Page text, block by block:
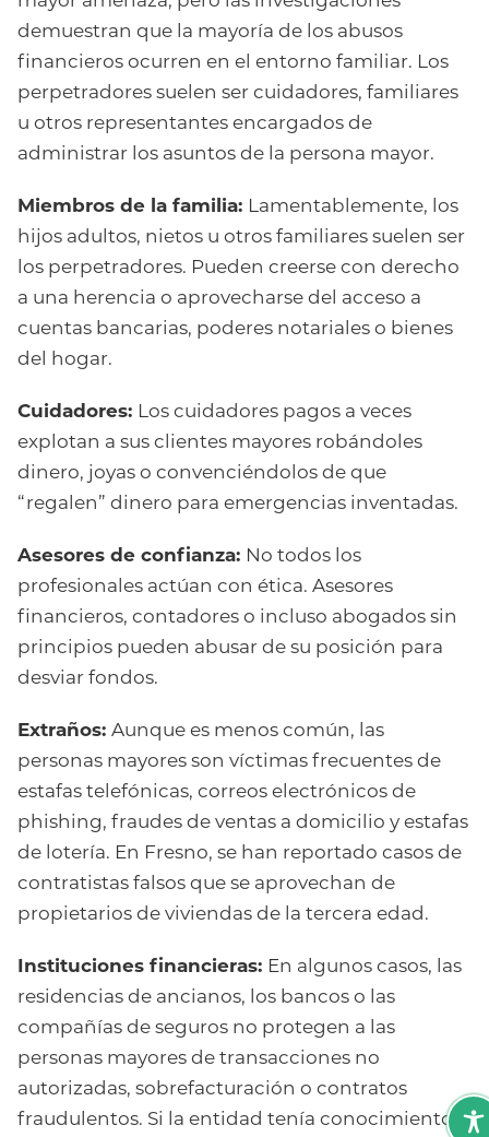
demuestran que la mayoría de los abusos
financieros ocurren en el entorno familiar. Los
perpetradores suelen ser cuidadores, familiares
u otros representantes encargados de
administrar los asuntos de la persona mayor.
Miembros de la familia: Lamentablemente, los
hijos adultos, nietos u otros familiares suelen ser
los perpetradores. Pueden creerse con derecho
a una herencia o aprovecharse del acceso a
cuentas bancarias, poderes notariales o bienes
del hogar.
Cuidadores: Los cuidadores pagos a veces
explotan a sus clientes mayores robándoles
dinero, joyas o convenciéndolos de que
“regalen” dinero para emergencias inventadas.
Asesores de confianza: No todos los
profesionales actúan con ética. Asesores
financieros, contadores o incluso abogados sin
principios pueden abusar de su posición para
desviar fondos.
Extraños: Aunque es menos común, las
personas mayores son víctimas frecuentes de
estafas telefónicas, correos electrónicos de
phishing, fraudes de ventas a domicilio y estafas
de lotería. En Fresno, se han reportado casos de
contratistas falsos que se aprovechan de
propietarios de viviendas de la tercera edad.
Instituciones financieras: En algunos casos, las
residencias de ancianos, los bancos o las
compañías de seguros no protegen a las
personas mayores de transacciones no
autorizadas, sobrefacturación o contratos
fraudulentos. Si la entidad tenía conocimiento